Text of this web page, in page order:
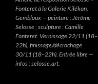
Fonteret à la Galerie Kilékon,
Gembloux — peinture : Jérôme
Selosse ; sculpture : Camille
Fonteret. Vernissage 22/11 (18–
22h), finissage/décrochage
30/11 (18–22h). Entrée libre —
infos : selosse.art.